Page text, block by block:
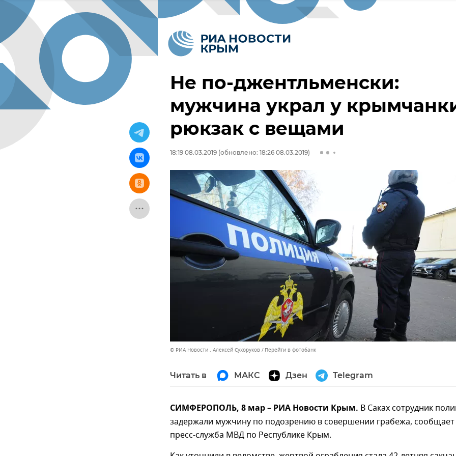
Нe по-джентльменски:
мужчина украл у
рюкзак с вещами
18:19 08.03.2019 (обновлено: 18:26 08.03.2019)
© РИА Новости . Алексей Сухоруков Перейти в фотобанк
Читать в МАКС Дзен Telegram
СИМФЕРОПОЛЬ, 8 мар – РИА Новости Крым. В Саках сотрудник
задержали мужчину по подозрению в совершении грабежа, сообщает
пресс-служба МВД по Республике Крым.